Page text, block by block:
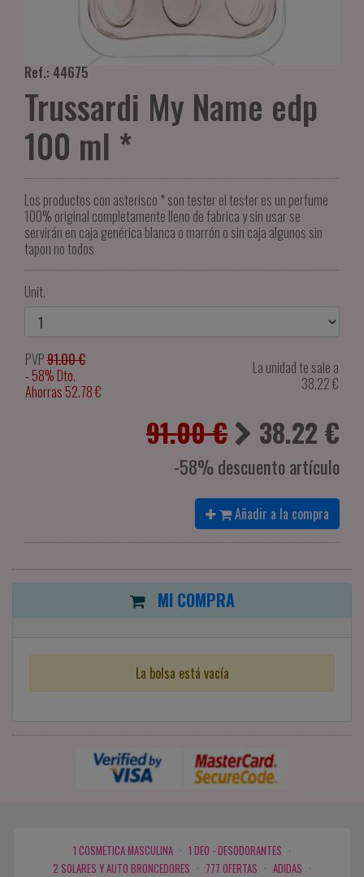
Ref.: 44675
Trussardi My Name edp
100 ml *
Los productos con asterisco * son tester el tester es un perfume
100% original completamente lleno de fabrica y sin usar se
servirán en caja genérica blanca o marrón o sin caja algunos sin
tapon no todos
Unit.
PVP91.00 €
- 58% Dto.
Ahorras 52.78 €
La unidad te sale a
38.22€
91.00 € 38.22 €
-58% descuento artículo
Añadir a la compra
MI COMPRA
La bolsa está vacía
1 COSMETICA MASCULINA · 1 DEO - DESODORANTES ·
2 SOLARES Y AUTO BRONCEDORES · 777 OFERTAS · ADIDAS ·